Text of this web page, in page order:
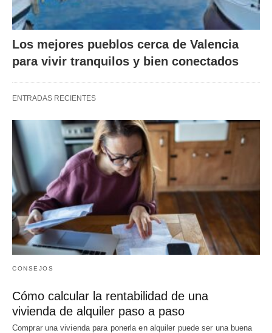
Los mejores pueblos cerca de Valencia
para vivir tranquilos y bien conectados
ENTRADAS RECIENTES
CONSEJOS
Cómo calcular la rentabilidad de una
vivienda de alquiler paso a paso
Comprar una vivienda para ponerla en alquiler puede ser una buena